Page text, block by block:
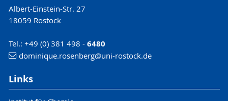
Albert-Einstein-Str. 27
18059 Rostock
Tel.: +49 (0) 381 498 - 6480
dominique.rosenberg@uni-rostock.de
Links